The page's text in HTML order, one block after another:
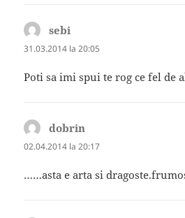
sebi
31.03.2014 la 20:05
Poti sa imi spui te rog ce fel de
dobrin
02.04.2014 la 20:17
……asta e arta si